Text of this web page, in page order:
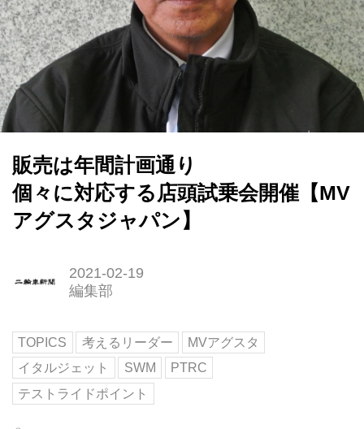
販売は年間計画通り
個々に対応する店頭試乗会開催【MV
アグスタジャパン】
2021-02-19
編集部
TOPICS 考えるリーダー
MVアグスタ
イタルジェット
SWM
PTRC
テストライドポイント